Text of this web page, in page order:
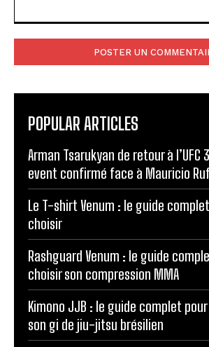
POPULAR ARTICLES
Arman Tsarukyan de retour à l’UFC
event confirmé face à Mauricio
Le T-shirt Venum : le guide
choisir
Rashguard Venum : le guide
choisir son compression MMA
Kimono JJB : le guide complet
son gi de jiu-jitsu brésilien